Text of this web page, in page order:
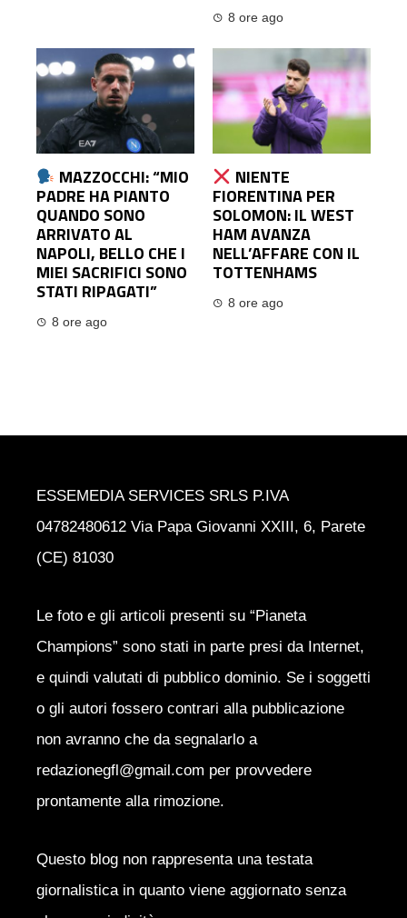
8 ore ago
MAZZOCCHI: “MIO
PADRE HA PIANTO
QUANDO SONO
ARRIVATO AL
NAPOLI, BELLO CHE I
MIEI SACRIFICI SONO
STATI RIPAGATI”
8 ore ago
NIENTE
FIORENTINA PER
SOLOMON: IL WEST
HAM AVANZA
NELL’AFFARE CON IL
TOTTENHAMS
8 ore ago
ESSEMEDIA SERVICES SRLS P.IVA
04782480612 Via Papa Giovanni XXIII, 6, Parete
(CE) 81030
Le foto e gli articoli presenti su “Pianeta
Champions” sono stati in parte presi da Internet,
e quindi valutati di pubblico dominio. Se i soggetti
o gli autori fossero contrari alla pubblicazione
non avranno che da segnalarlo a
redazionegfl@gmail.com per provvedere
prontamente alla rimozione.
Questo blog non rappresenta una testata
giornalistica in quanto viene aggiornato senza